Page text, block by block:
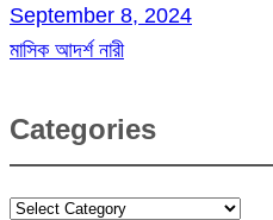
September 8, 2024
মাসিক আদর্শ নারী
Categories
Categories